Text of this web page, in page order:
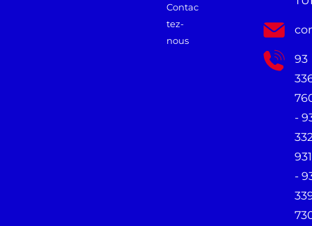
Contac
tez-
nous
93
-
931
-